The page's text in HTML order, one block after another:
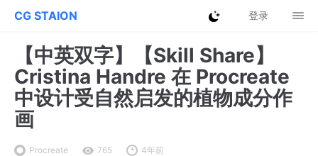
CG STAION 登录
【中英双字】【Skill Share】
Cristina Handre 在 Procreate
中设计受自然启发的植物成分作
画
Procreate 765 4年前